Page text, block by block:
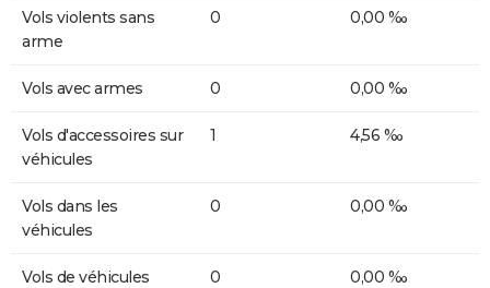
Vols violents sans
arme
0 0,00 ‰
Vols avec armes 0 0,00 ‰
Vols d'accessoires sur
véhicules
1 4,56 ‰
Vols dans les
véhicules
0 0,00 ‰
Vols de véhicules 0 0,00 ‰